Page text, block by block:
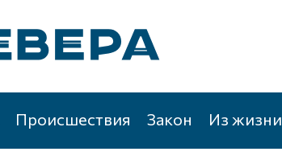
Происшествия Закон Из жизни